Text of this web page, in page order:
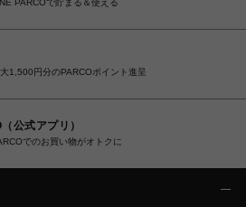
PARCOで貯まる＆使える
1,500円分のPARCOポイント進呈
公式アプリ）
でのお買い物がオトクに